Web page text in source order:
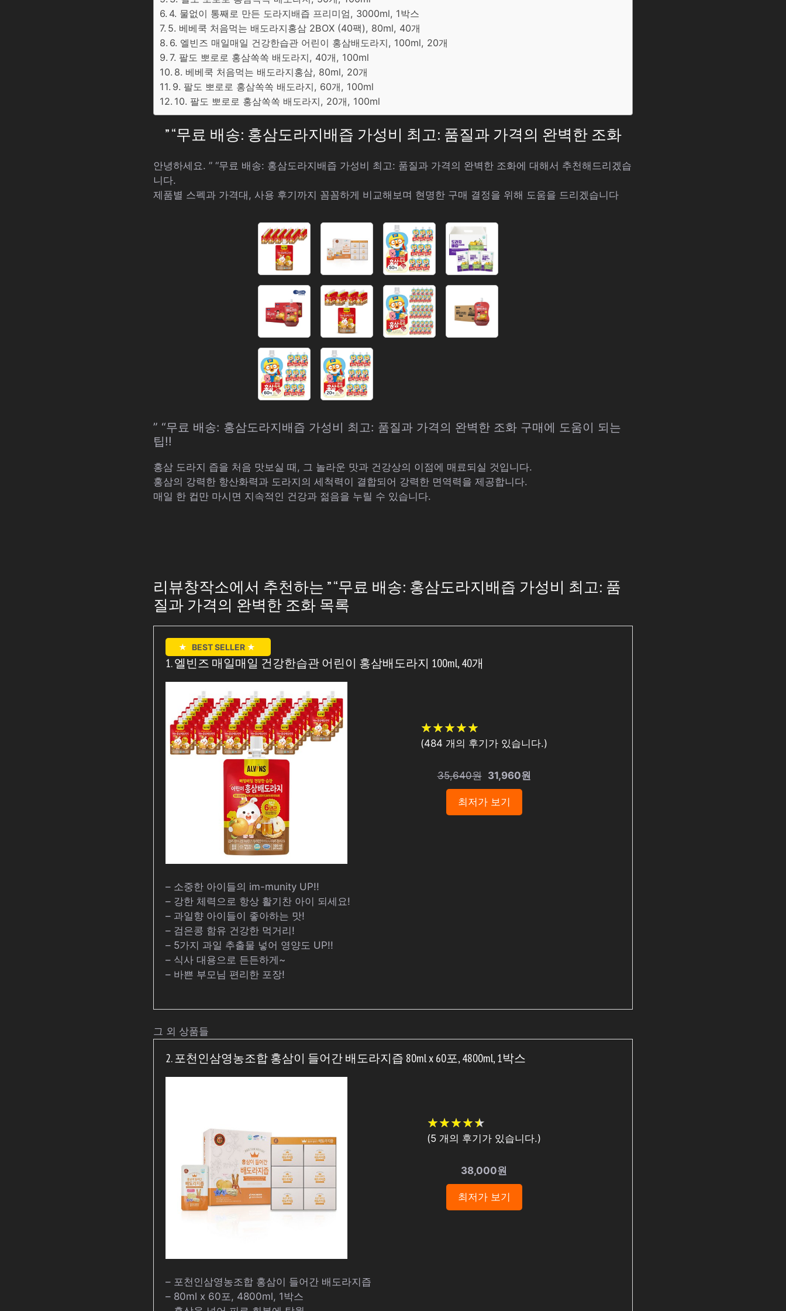
4. 물없이 통째로 만든 도라지배즙 프리미엄, 3000ml, 1박스
5. 베베쿡 처음먹는 배도라지홍삼 2BOX (40팩), 80ml, 40개
6. 엘빈즈 매일매일 건강한습관 어린이 홍삼배도라지, 100ml, 20개
7. 팔도 뽀로로 홍삼쏙쏙 배도라지, 40개, 100ml
8. 베베쿡 처음먹는 배도라지홍삼, 80ml, 20개
9. 팔도 뽀로로 홍삼쏙쏙 배도라지, 60개, 100ml
10. 팔도 뽀로로 홍삼쏙쏙 배도라지, 20개, 100ml
” “무료 배송: 홍삼도라지배즙 가성비 최고: 품질과 가격의 완벽한 조화
안녕하세요. ” “무료 배송: 홍삼도라지배즙 가성비 최고: 품질과 가격의 완벽한 조화에 대해서 추천해드리겠습
니다.
제품별 스펙과 가격대, 사용 후기까지 꼼꼼하게 비교해보며 현명한 구매 결정을 위해 도움을 드리겠습니다
” “무료 배송: 홍삼도라지배즙 가성비 최고: 품질과 가격의 완벽한 조화 구매에 도움이 되는
팁!!
홍삼 도라지 즙을 처음 맛보실 때, 그 놀라운 맛과 건강상의 이점에 매료되실 것입니다.
홍삼의 강력한 항산화력과 도라지의 세척력이 결합되어 강력한 면역력을 제공합니다.
매일 한 컵만 마시면 지속적인 건강과 젊음을 누릴 수 있습니다.
리뷰창작소에서 추천하는 ” “무료 배송: 홍삼도라지배즙 가성비 최고: 품
질과 가격의 완벽한 조화 목록
★ BEST SELLER ★
1. 엘빈즈 매일매일 건강한습관 어린이 홍삼배도라지 100ml, 40개
★★★★★
★★★★★
(484 개의 후기가 있습니다.)
35,640원 31,960원
최저가 보기
– 소중한 아이들의 im-munity UP!!
– 강한 체력으로 항상 활기찬 아이 되세요!
– 과일향 아이들이 좋아하는 맛!
– 검은콩 함유 건강한 먹거리!
– 5가지 과일 추출물 넣어 영양도 UP!!
– 식사 대용으로 든든하게~
– 바쁜 부모님 편리한 포장!
그 외 상품들
2. 포천인삼영농조합 홍삼이 들어간 배도라지즙 80ml x 60포, 4800ml, 1박스
★★★★★
★★★★★
(5 개의 후기가 있습니다.)
38,000원
최저가 보기
– 포천인삼영농조합 홍삼이 들어간 배도라지즙
– 80ml x 60포, 4800ml, 1박스